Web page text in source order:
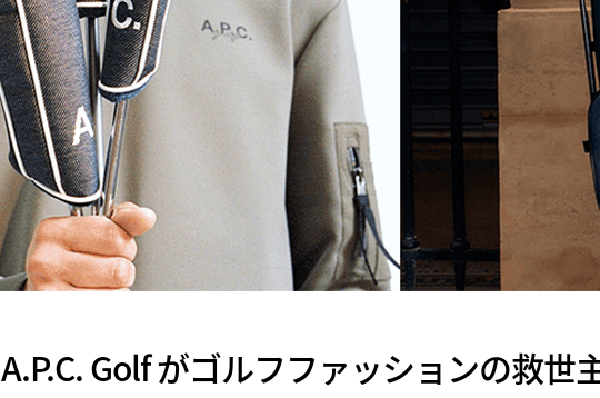
A.P.C. Golf がゴルフファッションの救世